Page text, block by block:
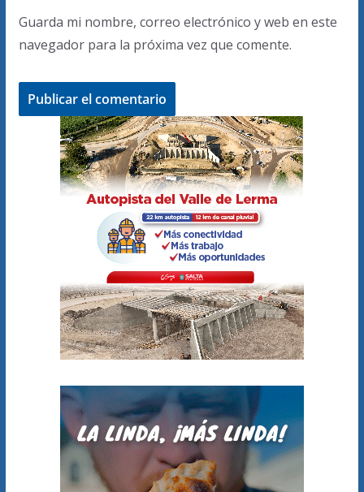
Guarda mi nombre, correo electrónico y web en este
navegador para la próxima vez que comente.